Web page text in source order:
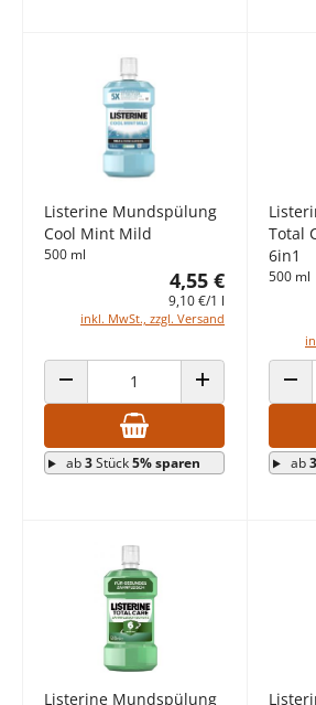
Listerine Mundspülung
Cool Mint Mild
500 ml
4,55 €
9,10 €/1 l
inkl. MwSt., zzgl. Versand
ANZAHL VERRINGERN ANZAHL ERHÖHEN
ab3Stück5% sparen
Total
6in1
500 ml
ab3
Listerine Mundspülung